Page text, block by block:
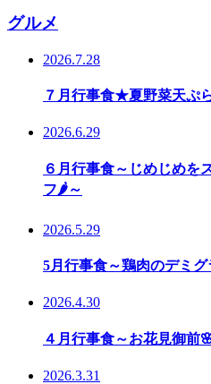
グルメ
2026.7.28
７月行事食★夏野菜天ぷ
2026.6.29
６月行事食～じめじめを
フ🌶～
2026.5.29
5月行事食～鶏肉のデミ
2026.4.30
４月行事食～お花見御前
2026.3.31